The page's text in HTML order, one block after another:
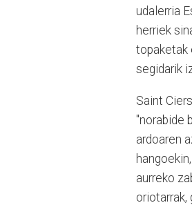
udalerria
herriek
topaketak
segidarik
Saint
"norabide
ardoaren
aurreko
oriotarrak,